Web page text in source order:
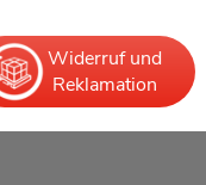
Widerruf und
Reklamation